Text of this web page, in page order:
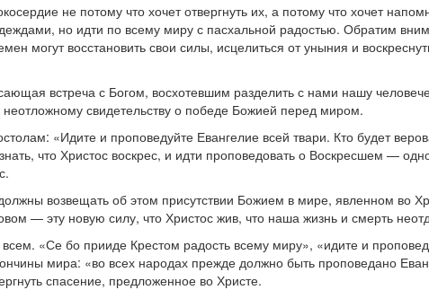
не потому что хочет отвергнуть их, а потому что хочет
но идти по всему миру с пасхальной радостью. Обратим
могут восстановить свои силы, исцелиться от уныния и
встреча с Богом, восхотевшим разделить с нами нашу
неотложному свидетельству о победе Божией перед миром.
«Идите и проповедуйте Евангелие всей твари. Кто будет
что Христос воскрес, и идти проповедовать о Воскресшем —
возвещать об этом присутствии Божием в мире, явленном во
— эту новую силу, что Христос жив, что наша жизнь и смерть
«Се бо прииде Крестом радость всему миру», «идите и
мира: «во всех народах прежде должно быть проповедано
спасение, предложенное во Христе.